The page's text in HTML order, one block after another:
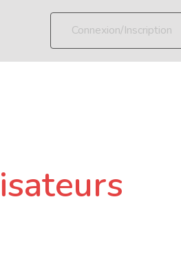
Connexion/Inscription